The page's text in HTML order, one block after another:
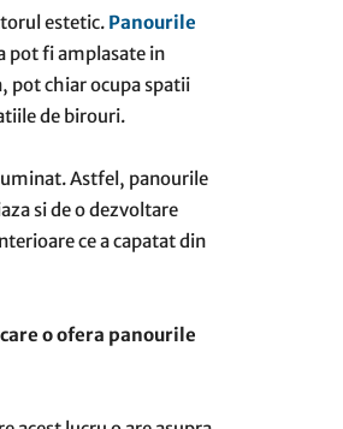
estetic. Panourile
pot fi amplasate in
pot chiar ocupa spatii
de birouri.
Astfel, panourile
si de o dezvoltare
ce a capatat din
o ofera panourile